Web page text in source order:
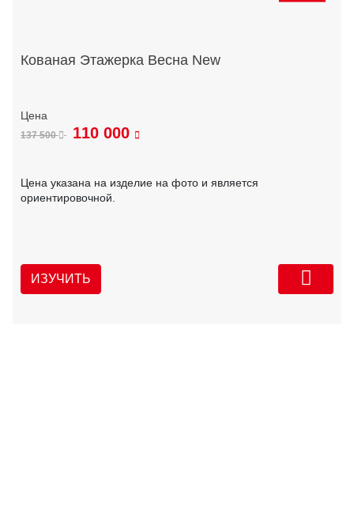
Кованая Этажерка Весна New
137 500 110 000
Цена указана на изделие на фото и является
ориентировочной.
ИЗУЧИТЬ